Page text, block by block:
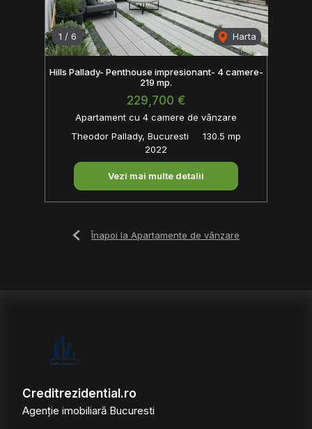
1 / 6 Harta
Hills Pallady- Penthouse impresionant- 4 camere-
219 mp.
229,700 €
Apartament cu 4 camere de vânzare
Theodor Pallady, Bucuresti
130.5 mp
2022
Vezi mai multe detalii
Înapoi la Apartamente de vânzare
Creditrezidential.ro
Agenție imobiliară Bucuresti